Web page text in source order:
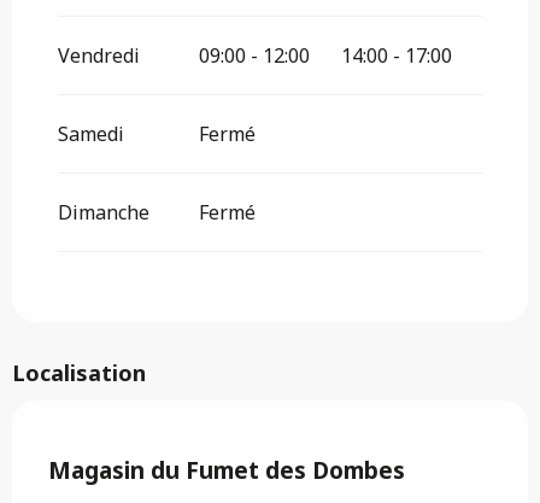
Vendredi 09:00 - 12:00 14:00 - 17:00
Samedi Fermé
Dimanche Fermé
Localisation
Magasin du Fumet des Dombes